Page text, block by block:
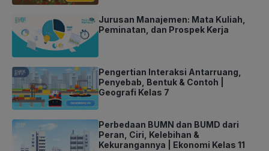
Jurusan Manajemen: Mata Kuliah,
Peminatan, dan Prospek Kerja
Pengertian Interaksi Antarruang,
Penyebab, Bentuk & Contoh |
Geografi Kelas 7
Perbedaan BUMN dan BUMD dari
Peran, Ciri, Kelebihan &
Kekurangannya | Ekonomi Kelas 11